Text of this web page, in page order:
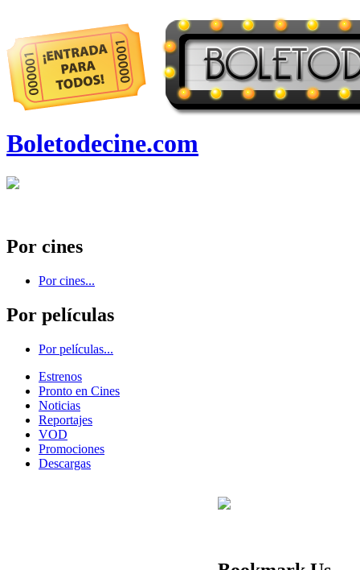
Boletodecine.com
Por cines
Por cines...
Por películas
Por películas...
Estrenos
Pronto en Cines
Noticias
Reportajes
VOD
Promociones
Descargas